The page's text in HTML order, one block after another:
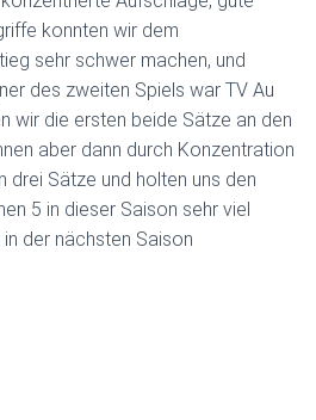
konnten wir dem
sehr schwer machen, und
des zweiten Spiels war TV Au
wir die ersten beide Sätze an den
aber dann durch Konzentration
drei Sätze und holten uns den
5 in dieser Saison sehr viel
der nächsten Saison